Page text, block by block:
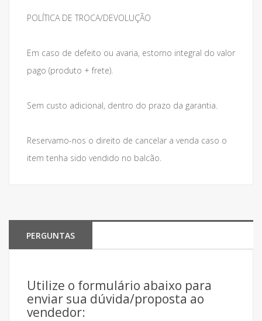
POLÍTICA DE TROCA/DEVOLUÇÃO
Em caso de defeito ou avaria, estorno integral do valor
pago (produto + frete).
Sem custo adicional, dentro do prazo da garantia.
Reservamo-nos o direito de cancelar a venda caso o
item tenha sido vendido no balcão.
PERGUNTAS
Utilize o formulário abaixo para
enviar sua dúvida/proposta ao
vendedor: